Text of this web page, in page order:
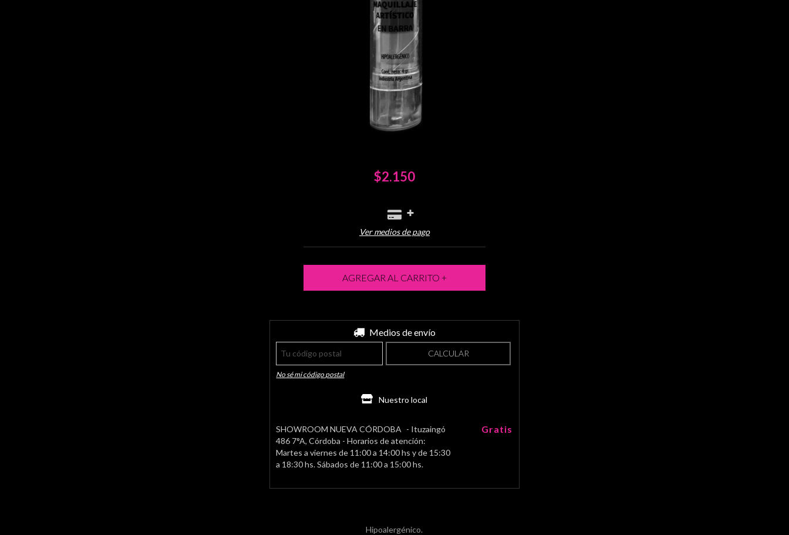
$2.150
Ver medios de pago
Medios de envío
CALCULAR
No sé mi código postal
Nuestro local
SHOWROOM NUEVA CÓRDOBA - Ituzaingó
486 7°A, Córdoba - Horarios de atención:
Martes a viernes de 11:00 a 14:00 hs y de 15:30
a 18:30 hs. Sábados de 11:00 a 15:00 hs.
Gratis
Hipoalergénico.